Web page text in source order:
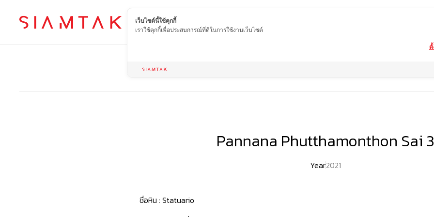
TH
Pannana Phutthamonthon Sai 3
Year2021
ชื่อหิน : Statuario
เว็บไซต์นี้ใช้คุกกี้
เราใช้คุกกี้เพื่อประสบการณ์ที่ดีในการใช้งานเว็บไซต์
ตั้